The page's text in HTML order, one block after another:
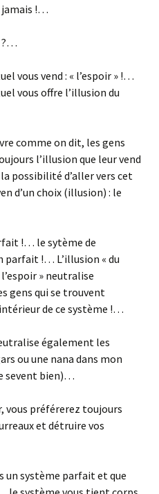
jamais !…
?…
vous vend : « l’espoir » !…
vous offre l’illusion du
comme on dit, les gens
l’illusion que leur vend
possibilité d’aller vers cet
d’un choix (illusion) : le
!… le sytème de
!… L’illusion « du
» neutralise
gens qui se trouvent
de ce système !…
également les
ou une nana dans mon
sevent bien)…
vous préférerez toujours
et détruire vos
un système parfait et que